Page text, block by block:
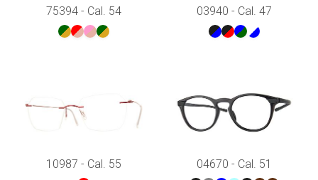
75394 - Cal. 54 03940 - Cal. 47
10987 - Cal. 55 04670 - Cal. 51